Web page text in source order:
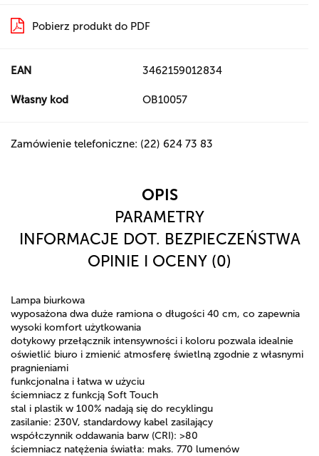
Pobierz produkt do PDF
EAN 3462159012834
Własny kod OB10057
Zamówienie telefoniczne: (22) 624 73 83
OPIS
PARAMETRY
INFORMACJE DOT. BEZPIECZEŃSTWA
OPINIE I OCENY (0)
Lampa biurkowa
wyposażona dwa duże ramiona o długości 40 cm, co zapewnia
wysoki komfort użytkowania
dotykowy przełącznik intensywności i koloru pozwala idealnie
oświetlić biuro i zmienić atmosferę świetlną zgodnie z własnymi
pragnieniami
funkcjonalna i łatwa w użyciu
ściemniacz z funkcją Soft Touch
stal i plastik w 100% nadają się do recyklingu
zasilanie: 230V, standardowy kabel zasilający
współczynnik oddawania barw (CRI): >80
ściemniacz natężenia światła: maks. 770 lumenów